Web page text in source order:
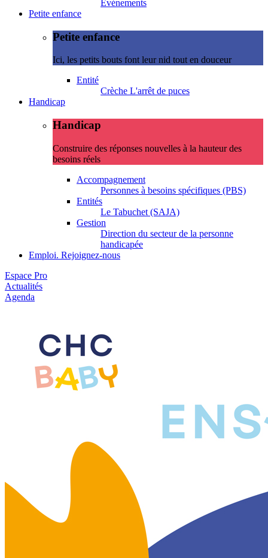
Evénements
Petite enfance
Petite enfance
Ici, les petits bouts font leur nid tout en douceur
Entité
Crèche L'arrêt de puces
Handicap
Handicap
Construire des réponses nouvelles à la hauteur des
besoins réels
Accompagnement
Personnes à besoins spécifiques (PBS)
Entités
Le Tabuchet (SAJA)
Gestion
Direction du secteur de la personne
handicapée
Emploi. Rejoignez-nous
Espace Pro
Actualités
Agenda